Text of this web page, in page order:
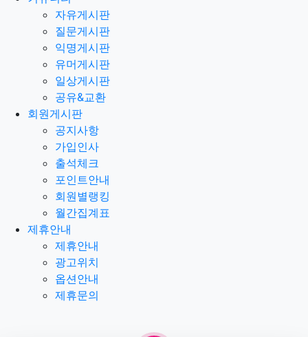
자유게시판
질문게시판
익명게시판
유머게시판
일상게시판
공유&교환
회원게시판
공지사항
가입인사
출석체크
포인트안내
회원별랭킹
월간집계표
제휴안내
제휴안내
광고위치
옵션안내
제휴문의